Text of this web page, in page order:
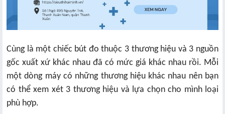
Cùng là một chiếc bút đo thuộc 3 thương hiệu và 3 nguồn
gốc xuất xứ khác nhau đã có mức giá khác nhau rồi. Mỗi
một dòng máy có những thương hiệu khác nhau nên bạn
có thể xem xét 3 thương hiệu và lựa chọn cho mình loại
phù hợp.